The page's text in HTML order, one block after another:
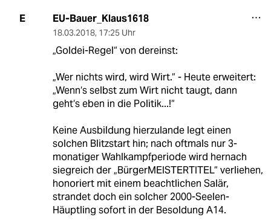
E EU-Bauer_Klaus1618
18.03.2018, 17:25 Uhr
„Goldei-Regel“ von dereinst:
„Wer nichts wird, wird Wirt.“ - Heute erweitert:
„Wenn‘s selbst zum Wirt nicht taugt, dann
geht‘s eben in die Politik...!“
Keine Ausbildung hierzulande legt einen
solchen Blitzstart hin; nach oftmals nur 3-
monatiger Wahlkampfperiode wird hernach
siegreich der „BürgerMEISTERTITEL“ verliehen,
honoriert mit einem beachtlichen Salär,
strandet doch ein solcher 2000-Seelen-
Häuptling sofort in der Besoldung A14.